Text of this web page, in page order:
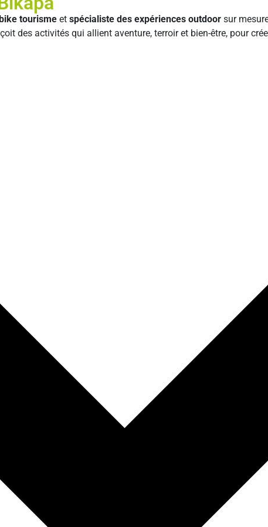
tourisme et spécialiste des expériences outdoor sur
des activités qui allient aventure, terroir et bien-être, pour